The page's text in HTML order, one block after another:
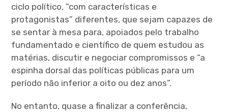
ciclo político, “com características e
protagonistas” diferentes, que sejam capazes de
se sentar à mesa para, apoiados pelo trabalho
fundamentado e científico de quem estudou as
matérias, discutir e negociar compromissos e “a
espinha dorsal das políticas públicas para um
período não inferior a oito ou dez anos”.
No entanto, quase a finalizar a conferência,